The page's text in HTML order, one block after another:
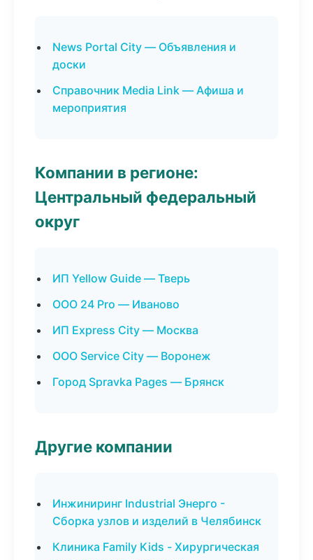
News Portal City — Объявления и
доски
Справочник Media Link — Афиша и
мероприятия
Компании в регионе:
Центральный федеральный
округ
ИП Yellow Guide — Тверь
ООО 24 Pro — Иваново
ИП Express City — Москва
ООО Service City — Воронеж
Город Spravka Pages — Брянск
Другие компании
Инжиниринг Industrial Энерго -
Сборка узлов и изделий в Челябинск
Клиника Family Kids - Хирургическая